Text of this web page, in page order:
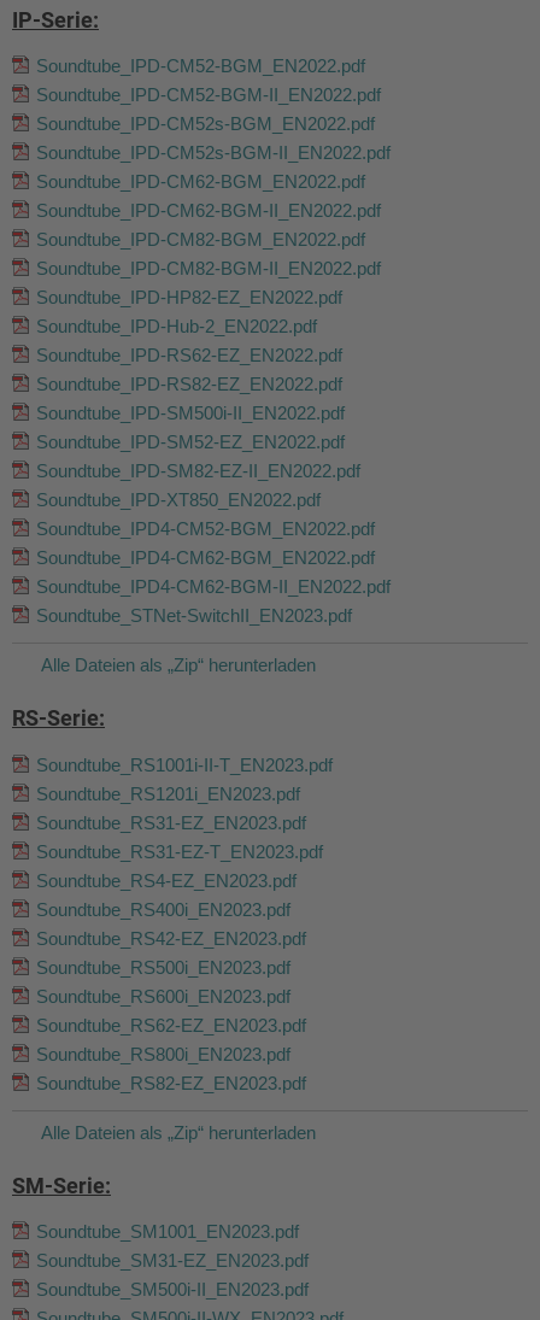
IP-Serie:
Soundtube_IPD-CM52-BGM_EN2022.pdf
Soundtube_IPD-CM52-BGM-II_EN2022.pdf
Soundtube_IPD-CM52s-BGM_EN2022.pdf
Soundtube_IPD-CM52s-BGM-II_EN2022.pdf
Soundtube_IPD-CM62-BGM_EN2022.pdf
Soundtube_IPD-CM62-BGM-II_EN2022.pdf
Soundtube_IPD-CM82-BGM_EN2022.pdf
Soundtube_IPD-CM82-BGM-II_EN2022.pdf
Soundtube_IPD-HP82-EZ_EN2022.pdf
Soundtube_IPD-Hub-2_EN2022.pdf
Soundtube_IPD-RS62-EZ_EN2022.pdf
Soundtube_IPD-RS82-EZ_EN2022.pdf
Soundtube_IPD-SM500i-II_EN2022.pdf
Soundtube_IPD-SM52-EZ_EN2022.pdf
Soundtube_IPD-SM82-EZ-II_EN2022.pdf
Soundtube_IPD-XT850_EN2022.pdf
Soundtube_IPD4-CM52-BGM_EN2022.pdf
Soundtube_IPD4-CM62-BGM_EN2022.pdf
Soundtube_IPD4-CM62-BGM-II_EN2022.pdf
Soundtube_STNet-SwitchII_EN2023.pdf
Alle Dateien als „Zip“ herunterladen
RS-Serie:
Soundtube_RS1001i-II-T_EN2023.pdf
Soundtube_RS1201i_EN2023.pdf
Soundtube_RS31-EZ_EN2023.pdf
Soundtube_RS31-EZ-T_EN2023.pdf
Soundtube_RS4-EZ_EN2023.pdf
Soundtube_RS400i_EN2023.pdf
Soundtube_RS42-EZ_EN2023.pdf
Soundtube_RS500i_EN2023.pdf
Soundtube_RS600i_EN2023.pdf
Soundtube_RS62-EZ_EN2023.pdf
Soundtube_RS800i_EN2023.pdf
Soundtube_RS82-EZ_EN2023.pdf
Alle Dateien als „Zip“ herunterladen
SM-Serie:
Soundtube_SM1001_EN2023.pdf
Soundtube_SM31-EZ_EN2023.pdf
Soundtube_SM500i-II_EN2023.pdf